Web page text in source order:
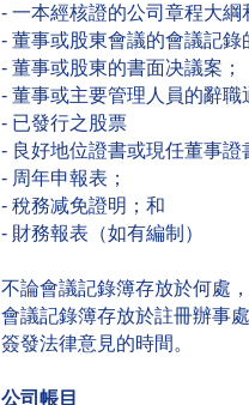
- 一本經核證的公司章程大綱
- 董事或股東會議的會議記
- 董事或股東的書面决議案；
- 董事或主要管理人員的辭職
- 已發行之股票
- 良好地位證書或現任董事證
- 周年申報表；
- 稅務减免證明；和
- 財務報表（如有編制）
不論會議記錄簿存放於何處
會議記錄簿存放於註冊辦事
簽發法律意見的時間。
公司帳目